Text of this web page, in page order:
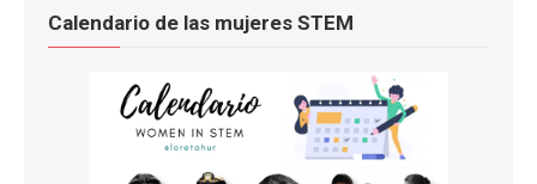
Calendario de las mujeres STEM